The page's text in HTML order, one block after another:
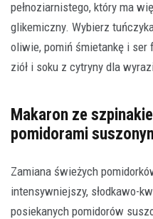
pełnoziarnistego, który ma
glikemiczny. Wybierz
oliwie, pomiń śmietankę i
ziół i soku z cytryny dla
Makaron ze
pomidorami
Zamiana świeżych
intensywniejszy, słodkawo-
posiekanych pomidorów